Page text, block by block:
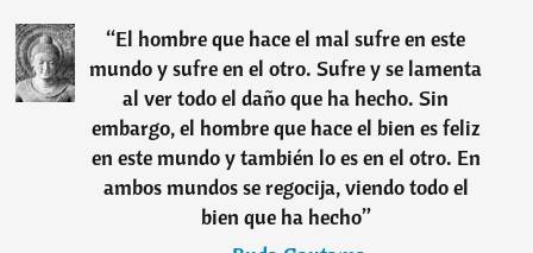
“El hombre que hace el mal sufre en este
mundo y sufre en el otro. Sufre y se lamenta
al ver todo el daño que ha hecho. Sin
embargo, el hombre que hace el bien es feliz
en este mundo y también lo es en el otro. En
ambos mundos se regocija, viendo todo el
bien que ha hecho”